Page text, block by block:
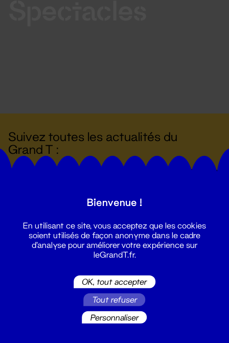
Suivez toutes les actualités du
Grand T :
billetterie@leGrandT.fr
Du lundi au vendredi 14h → 18h
Bienvenue !
En utilisant ce site, vous acceptez que les cookies
soient utilisés de façon anonyme dans le cadre
d'analyse pour améliorer votre expérience sur
leGrandT.fr.
OK, tout accepter
Tout refuser
Personnaliser